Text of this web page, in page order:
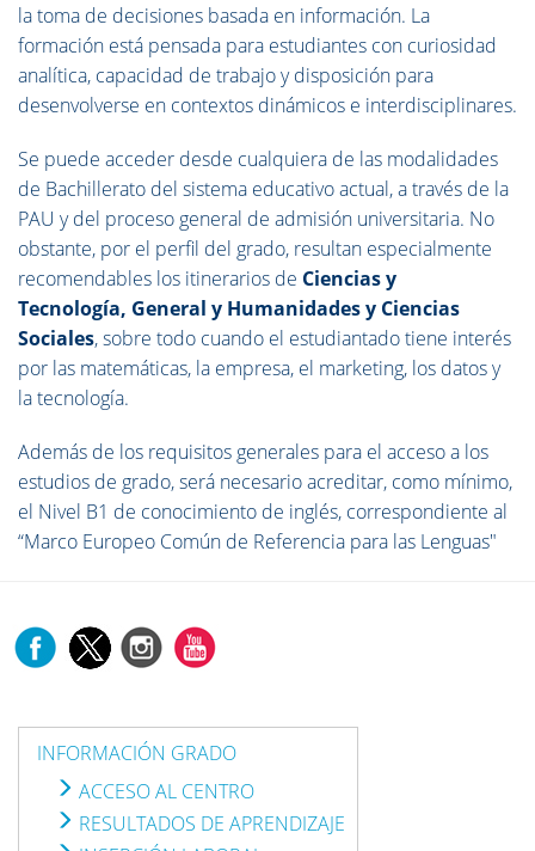
la toma de decisiones basada en información. La
formación está pensada para estudiantes con curiosidad
analítica, capacidad de trabajo y disposición para
desenvolverse en contextos dinámicos e interdisciplinares.
Se puede acceder desde cualquiera de las modalidades
de Bachillerato del sistema educativo actual, a través de la
PAU y del proceso general de admisión universitaria. No
obstante, por el perfil del grado, resultan especialmente
recomendables los itinerarios de Ciencias y
Tecnología, General y Humanidades y Ciencias
Sociales, sobre todo cuando el estudiantado tiene interés
por las matemáticas, la empresa, el marketing, los datos y
la tecnología.
Además de los requisitos generales para el acceso a los
estudios de grado, será necesario acreditar, como mínimo,
el Nivel B1 de conocimiento de inglés, correspondiente al
“Marco Europeo Común de Referencia para las Lenguas"
INFORMACIÓN GRADO
ACCESO AL CENTRO
RESULTADOS DE APRENDIZAJE